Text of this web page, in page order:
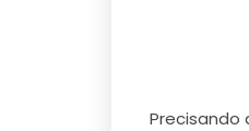
Precisando